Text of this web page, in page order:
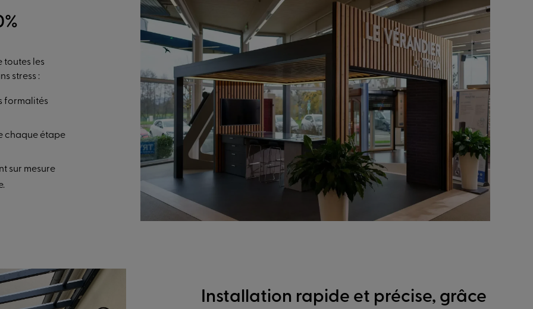
toutes les
stress :
formalités
chaque étape
sur mesure
Installation rapide et précise, grâce